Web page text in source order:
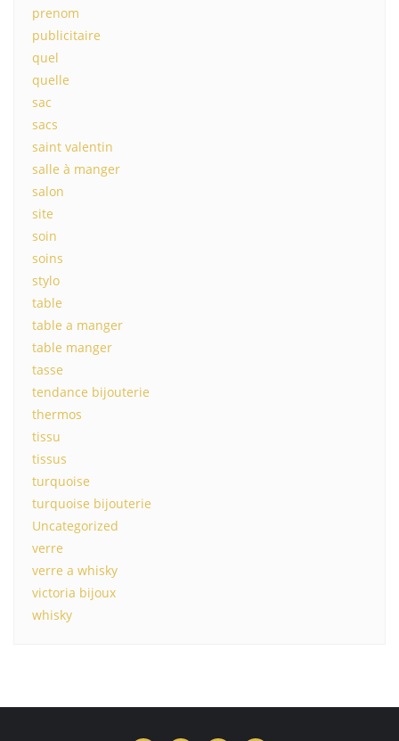
prenom
publicitaire
quel
quelle
sac
sacs
saint valentin
salle à manger
salon
site
soin
soins
stylo
table
table a manger
table manger
tasse
tendance bijouterie
thermos
tissu
tissus
turquoise
turquoise bijouterie
Uncategorized
verre
verre a whisky
victoria bijoux
whisky